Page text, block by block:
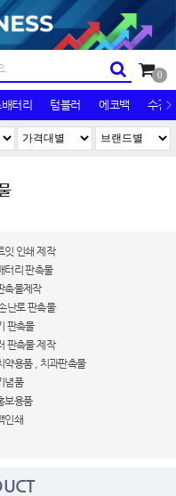
0
터리 텀블러 에코백 수건/
잇 인쇄 제작
터리 판촉물
촉물제작
난로 판촉물
판촉물
판촉물 제작
약용품 , 치과판촉물
념품
보용품
인쇄